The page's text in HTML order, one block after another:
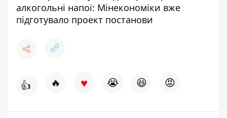
алкогольні напої: Мінекономіки вже
підготувало проект постанови
👍 🔥 ♥ 😭 😆 😡